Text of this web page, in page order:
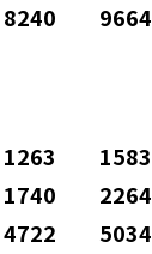
9664
1583
2264
5034